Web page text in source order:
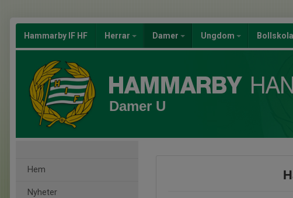
Hammarby IF HF Herrar Damer Ungdom Bollskola
Damer U
Hem
Nyheter